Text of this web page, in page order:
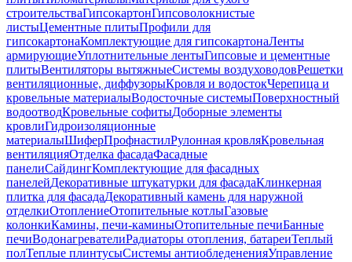
строительстваГипсокартонГипсоволокнистые
листыЦементные плитыПрофили для
гипсокартонаКомплектующие для гипсокартонаЛенты
армирующиеУплотнительные лентыГипсовые и цементные
плитыВентиляторы вытяжныеСистемы воздуховодовРешетки
вентиляционные, диффузорыКровля и водостокЧерепица и
кровельные материалыВодосточные системыПоверхностный
водоотводКровельные софитыДоборные элементы
кровлиГидроизоляционные
материалыШиферПрофнастилРулонная кровляКровельная
вентиляцияОтделка фасадаФасадные
панелиСайдингКомплектующие для фасадных
панелейДекоративные штукатурки для фасадаКлинкерная
плитка для фасадаДекоративный камень для наружной
отделкиОтоплениеОтопительные котлыГазовые
колонкиКамины, печи-каминыОтопительные печиБанные
печиВодонагревателиРадиаторы отопления, батареиТеплый
полТеплые плинтусыСистемы антиобледененияУправление